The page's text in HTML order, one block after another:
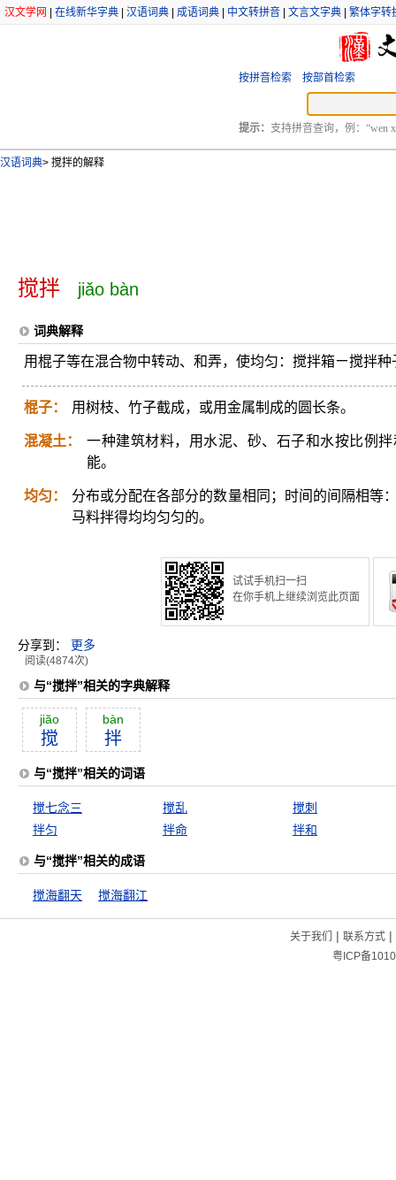
汉文学网 在线新华字典 汉语词典 成语词典 中文转拼音 文言文字典 繁体字转
按拼音检索 按部首检索
提示： 支持拼音查询，例：“wen
汉语词典> 搅拌的解释
搅拌 jiǎo bàn
词典解释
用棍子等在混合物中转动、和弄，使均匀：搅拌箱ㄧ搅拌
棍子： 用树枝、竹子截成，或用金属制成的圆长条。
混凝土：
一种建筑材料，用水泥、砂、石子和水按比例
能。
均匀：
分布或分配在各部分的数量相同；时间的间隔相等
马料拌得均均匀匀的。
试试手机扫一扫
在你手机上继续浏览此页面
分享到： 更多
阅读(4874次)
与“搅拌”相关的字典解释
jiăo
搅
bàn
拌
与“搅拌”相关的词语
搅七念三 搅乱
搅刺
拌匀
拌命 拌和
与“搅拌”相关的成语
搅海翻天 搅海翻江
关于我们 | 联系方式|
粤ICP备